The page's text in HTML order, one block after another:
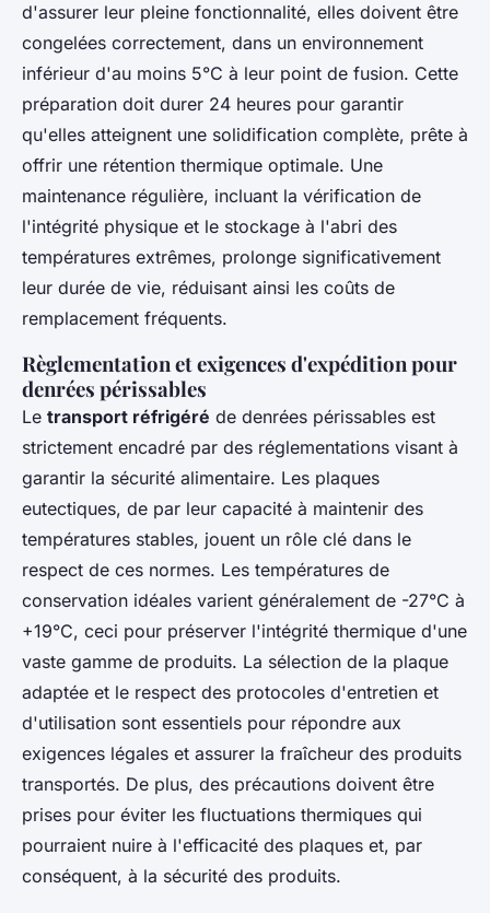
d'assurer leur pleine fonctionnalité, elles doivent être
congelées correctement, dans un environnement
inférieur d'au moins 5°C à leur point de fusion. Cette
préparation doit durer 24 heures pour garantir
qu'elles atteignent une solidification complète, prête à
offrir une rétention thermique optimale. Une
maintenance régulière, incluant la vérification de
l'intégrité physique et le stockage à l'abri des
températures extrêmes, prolonge significativement
leur durée de vie, réduisant ainsi les coûts de
remplacement fréquents.
Règlementation et exigences d'expédition pour
denrées périssables
Le transport réfrigéré de denrées périssables est
strictement encadré par des réglementations visant à
garantir la sécurité alimentaire. Les plaques
eutectiques, de par leur capacité à maintenir des
températures stables, jouent un rôle clé dans le
respect de ces normes. Les températures de
conservation idéales varient généralement de -27°C à
+19°C, ceci pour préserver l'intégrité thermique d'une
vaste gamme de produits. La sélection de la plaque
adaptée et le respect des protocoles d'entretien et
d'utilisation sont essentiels pour répondre aux
exigences légales et assurer la fraîcheur des produits
transportés. De plus, des précautions doivent être
prises pour éviter les fluctuations thermiques qui
pourraient nuire à l'efficacité des plaques et, par
conséquent, à la sécurité des produits.